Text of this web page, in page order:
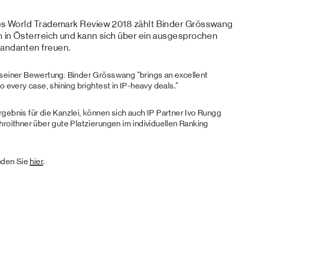
World Trademark Review 2018 zählt Binder Grösswang
in Österreich und kann sich über ein ausgesprochen
freuen.
Bewertung: Binder Grösswang "brings an excellent
every case, shining brightest in IP-heavy deals."
für die Kanzlei, können sich auch IP Partner Ivo Rungg
über gute Platzierungen im individuellen Ranking
Sie hier.